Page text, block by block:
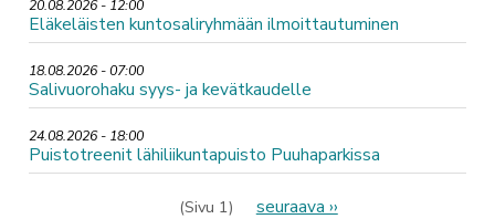
20.08.2026 - 12:00
Eläkeläisten kuntosaliryhmään ilmoittautuminen
18.08.2026 - 07:00
Salivuorohaku syys- ja kevätkaudelle
24.08.2026 - 18:00
Puistotreenit lähiliikuntapuisto Puuhaparkissa
(Sivu 1)
Seuraava
seuraava ››